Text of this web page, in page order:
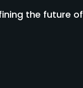
the future of